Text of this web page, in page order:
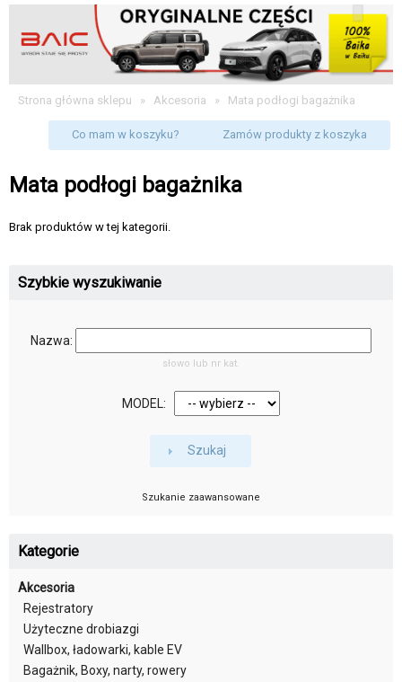
Strona główna sklepu » Akcesoria » Mata podłogi bagażnika
Co mam w koszyku? Zamów produkty z koszyka
Mata podłogi bagażnika
Brak produktów w tej kategorii.
Szybkie wyszukiwanie
Nazwa:
słowo lub nr kat.
MODEL:
Szukaj
Szukanie zaawansowane
Kategorie
Akcesoria
Rejestratory
Użyteczne drobiazgi
Wallbox, ładowarki, kable EV
Bagażnik, Boxy, narty, rowery